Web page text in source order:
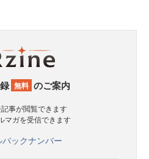
無料 のご案内
記事が閲覧できます
マガを受信できます
バックナンバー